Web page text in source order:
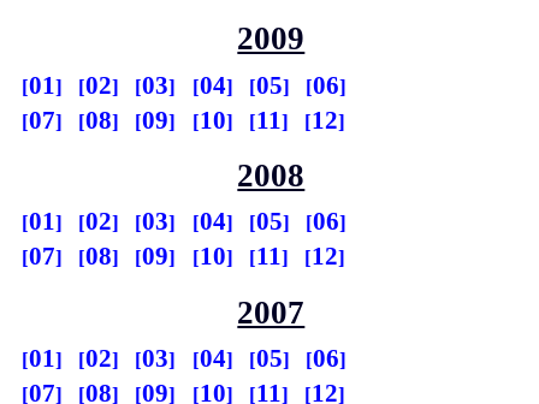
2009
01 02 03 04 05
06
07
08 09 10 11 12
2008
01 02 03 04 05
06
07
08 09 10 11 12
2007
01 02 03 04 05
06
07
08 09 10 11 12